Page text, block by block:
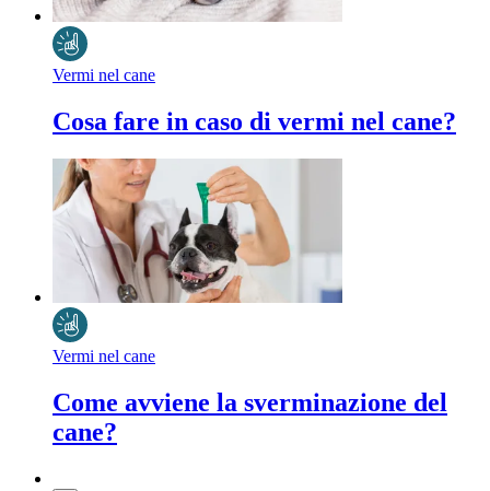
Vermi nel cane
Cosa fare in caso di vermi nel cane?
Vermi nel cane
Come avviene la sverminazione del
cane?